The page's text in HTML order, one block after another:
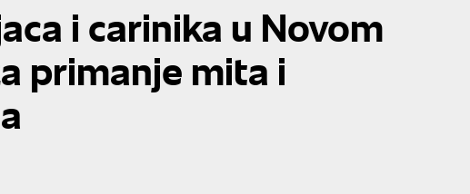
i carinika u Novom
primanje mita i